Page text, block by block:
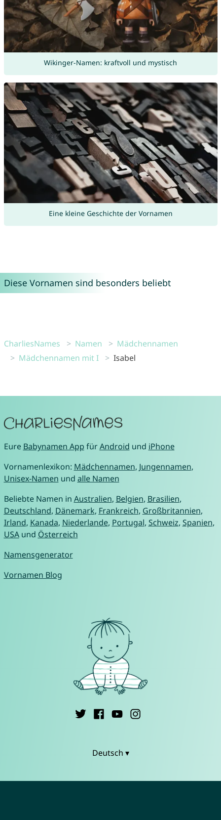
Wikinger-Namen: kraftvoll und mystisch
Eine kleine Geschichte der Vornamen
Diese Vornamen sind besonders beliebt
CharliesNames Namen
Mädchennamen
Mädchennamen mit I
Isabel
Eure Babynamen App fürAndroid und iPhone
Vornamenlexikon: Mädchennamen, Jungennamen,
Unisex-Namen und alle Namen
Beliebte Namen in Australien, Belgien, Brasilien,
Deutschland, Dänemark, Frankreich, Großbritannien,
Irland, Kanada, Niederlande, Portugal, Schweiz, Spanien,
USAund Österreich
Namensgenerator
Vornamen Blog
Deutsch ▾